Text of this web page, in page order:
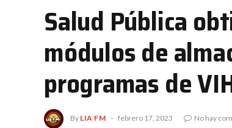
Salud Pública
módulos de
programas de
By LIA FM febrero 17, 2023 No hay